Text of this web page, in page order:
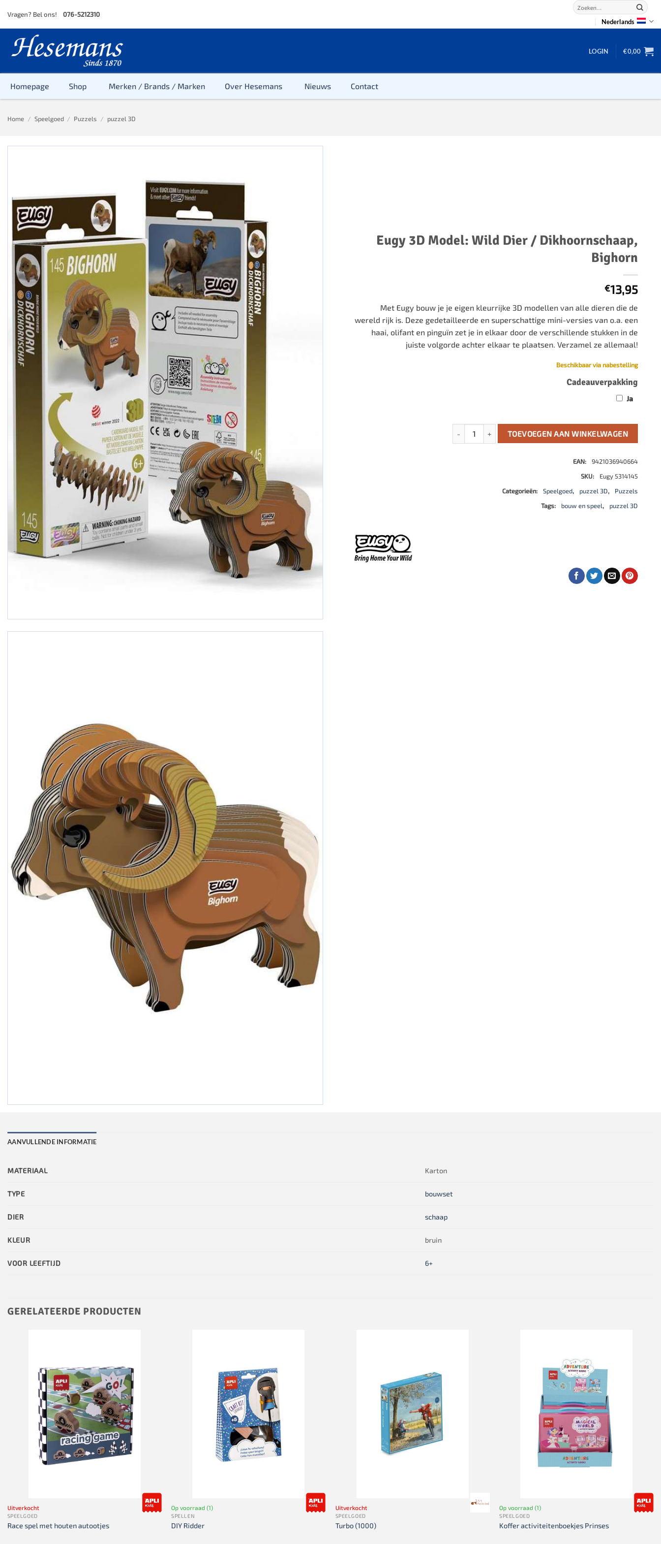
content
Vragen? Bel ons! 076-5212310
Zoeken
naar:
Nederlands
LOGIN €0,00
Homepage Shop
Baby & Peuter
Baby, Peuter & Kleuter
Peuter & Kleuter
500 stukjes XL
2000 stukjes
3000 stukjes
5000 stukjes
schaakbord
schaakset
schaakstukken
Merken / Brands / Marken Over Hesemans Nieuws Contact
Home / Speelgoed / Puzzels / puzzel 3D
Eugy 3D Model: Wild Dier / Dikhoornschaap,
Bighorn
€13,95
Met Eugy bouw je je eigen kleurrijke 3D modellen van alle dieren die de
wereld rijk is. Deze gedetailleerde en superschattige mini-versies van o.a. een
haai, olifant en pinguïn zet je in elkaar door de verschillende stukken in de
juiste volgorde achter elkaar te plaatsen. Verzamel ze allemaal!
Beschikbaar via nabestelling
Cadeauverpakking
Ja
Eugy 3D Model: Wild Dier / Dikhoornschaap, Bighorn aantal
TOEVOEGEN AAN WINKELWAGEN
EAN:
9421036940664
SKU:
Eugy 5314145
Categorieën:
Speelgoed, puzzel 3D,
Puzzels
Tags:
bouw en speel, puzzel 3D
AANVULLENDE INFORMATIE
MATERIAAL Karton
TYPE bouwset
DIER schaap
KLEUR bruin
VOOR LEEFTIJD 6+
GERELATEERDE PRODUCTEN
Uitverkocht
SPEELGOED
Race spel met houten autootjes
Op voorraad (1)
SPELLEN
DIY Ridder
Uitverkocht
SPEELGOED
Turbo (1000)
Op voorraad (1)
SPEELGOED
Koffer activiteitenboekjes Prinses